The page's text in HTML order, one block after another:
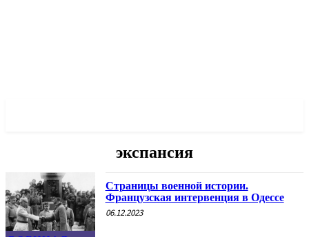
экспансия
Страницы военной истории.
Французская интервенция в Одессе
06.12.2023